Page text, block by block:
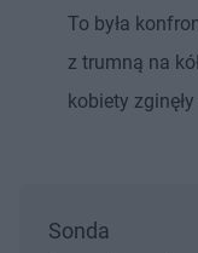
To była
z trumną na
kobiety
Sonda